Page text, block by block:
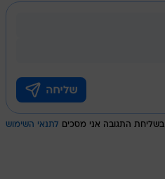
בשליחת התגובה אני מסכים לתנאי השימוש